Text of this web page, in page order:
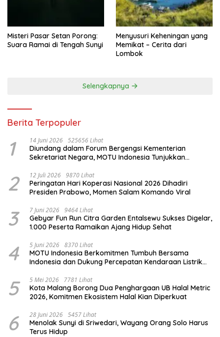
Misteri Pasar Setan Porong:
Suara Ramai di Tengah Sunyi
Menyusuri Keheningan yang
Memikat – Cerita dari
Lombok
Selengkapnya
Berita Terpopuler
1 14 Juni 2026 525656 Lihat
Diundang dalam Forum Bergengsi Kementerian
Sekretariat Negara, MOTU Indonesia Tunjukkan
2 12 Juli 2026 9870 Lihat
Peringatan Hari Koperasi Nasional 2026 Dihadiri
Presiden Prabowo, Momen Salam Komando Viral
3 7 Juni 2026 9464 Lihat
Gebyar Fun Run Citra Garden Entalsewu Sukses Digelar,
1.000 Peserta Ramaikan Ajang Hidup Sehat
4 5 Juni 2026 8370 Lihat
MOTU Indonesia Berkomitmen Tumbuh Bersama
Indonesia dan Dukung Percepatan Kendaraan Listrik
5 5 Mei 2026 7781 Lihat
Kota Malang Borong Dua Penghargaan UB Halal Metric
2026, Komitmen Ekosistem Halal Kian Diperkuat
6 28 Juni 2026 5457 Lihat
Menolak Sunyi di Sriwedari, Wayang Orang Solo Harus
Terus Hidup